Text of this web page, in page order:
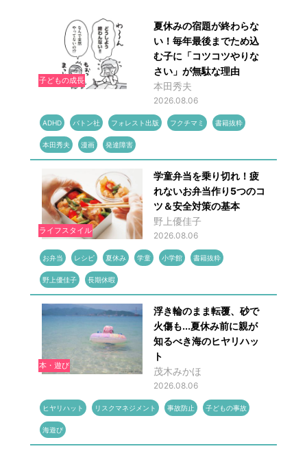
子どもの成長
夏休みの宿題が終わらな
い！毎年最後までため込
む子に「コツコツやりな
さい」が無駄な理由
本田秀夫
2026.08.06
ADHD バトン社 フォレスト出版 フクチマミ 書籍抜粋
本田秀夫 漫画 発達障害
ライフスタイル
学童弁当を乗り切れ！疲
れないお弁当作り5つのコ
ツ＆安全対策の基本
野上優佳子
2026.08.06
お弁当 レシピ 夏休み 学童 小学館 書籍抜粋
野上優佳子 長期休暇
本・遊び
浮き輪のまま転覆、砂で
火傷も...夏休み前に親が
知るべき海のヒヤリハッ
ト
茂木みかほ
2026.08.06
ヒヤリハット リスクマネジメント 事故防止 子どもの事故
海遊び